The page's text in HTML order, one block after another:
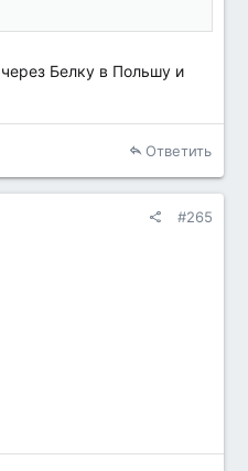
Белку в Польшу и
Ответить
#265